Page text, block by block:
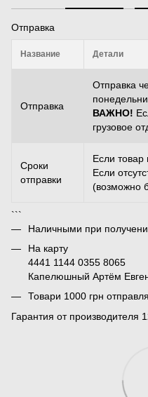
Отправка
Название Детали
Отправка
Отправка
ВАЖНО!
грузовое
Сроки
отправки
Если товар
Если
(возможно
```
Наличными при
На карту
4441 1144 0355 8065
Капелюшный Артём
Товари 1000 грн
Гарантия от производителя